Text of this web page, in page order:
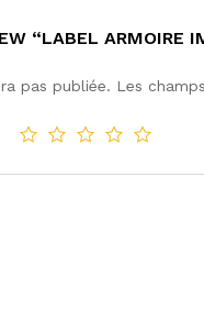
“LABEL
pas publiée. Les